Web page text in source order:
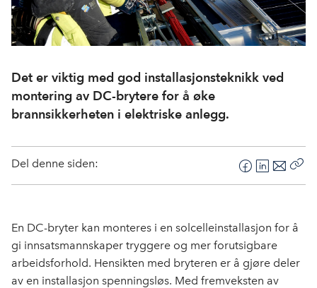
Det er viktig med god installasjonsteknikk ved
montering av DC-brytere for å øke
brannsikkerheten i elektriske anlegg.
Del denne siden:
F
a
e
b
o
o
L
i
k
e
E
-
o
s
En DC-bryter kan monteres i en solcelleinstallasjon for å
gi innsatsmannskaper tryggere og mer forutsigbare
arbeidsforhold. Hensikten med bryteren er å gjøre deler
av en installasjon spenningsløs. Med fremveksten av